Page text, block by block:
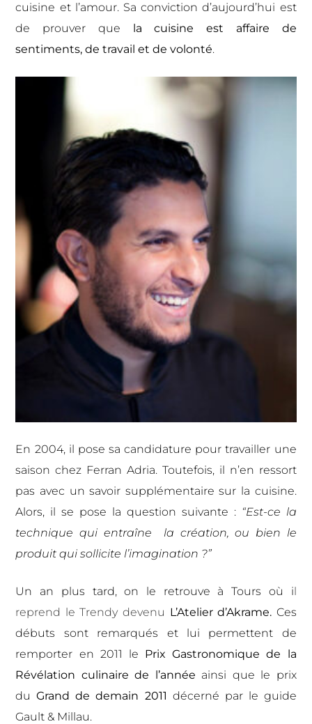
cuisine et l’amour. Sa conviction d’aujourd’hui est
de prouver que
la cuisine est affaire de
sentiments, de travail et de volonté.
En 2004, il pose sa candidature pour travailler une
saison chez Ferran Adria. Toutefois, il n’en ressort
pas avec un savoir supplémentaire sur la cuisine.
Alors, il se pose la question suivante : “Est-ce la
technique qui entraîne la création, ou bien le
produit qui sollicite l’imagination ?”
Un an plus tard, on le retrouve à Tours où il
reprend le Trendy devenu L’Atelier d’Akrame. Ces
débuts sont remarqués et lui permettent de
remporter en 2011 le Prix Gastronomique de la
Révélation culinaire de l’année ainsi que le prix
duGrand de demain 2011 décerné par le guide
Gault & Millau.